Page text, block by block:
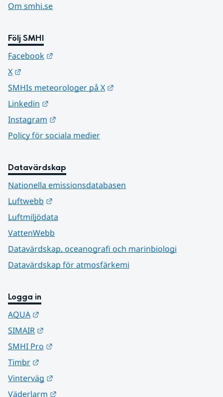
Om smhi.se
Följ SMHI
Facebook
X
SMHIs meteorologer på X
Linkedin
Instagram
Policy för sociala medier
Datavärdskap
Nationella emissionsdatabasen
Luftwebb
Luftmiljödata
VattenWebb
Datavärdskap, oceanografi och marinbiologi
Datavärdskap för atmosfärkemi
Logga in
AQUA
SIMAIR
SMHI Pro
Timbr
Vinterväg
Väderlarm